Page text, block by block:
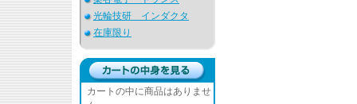
光輪技研 インダクタ
在庫限り
カートの中に商品はありませ